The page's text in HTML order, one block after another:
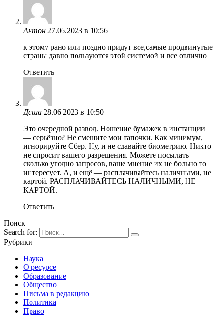
Антон 27.06.2023 в 10:56
к этому рано или поздно придут все,самые продвинутые
страны давно пользуются этой системой и все отлично
Ответить
Даша 28.06.2023 в 10:50
Это очередной развод. Ношение бумажек в инстанции
— серьёзно? Не смешите мои тапочки. Как минимум,
игнорируйте Сбер. Ну, и не сдавайте биометрию. Никто
не спросит вашего разрешения. Можете посылать
сколько угодно запросов, ваше мнение их не больно то
интересует. А, и ещё — расплачивайтесь наличными, не
картой. РАСПЛАЧИВАЙТЕСЬ НАЛИЧНЫМИ, НЕ
КАРТОЙ.
Ответить
Поиск
Search for:
Рубрики
Наука
О ресурсе
Образование
Общество
Письма в редакцию
Политика
Право